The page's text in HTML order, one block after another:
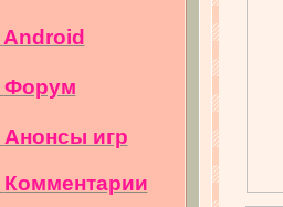
Android
Форум
Анонсы игр
Комментарии